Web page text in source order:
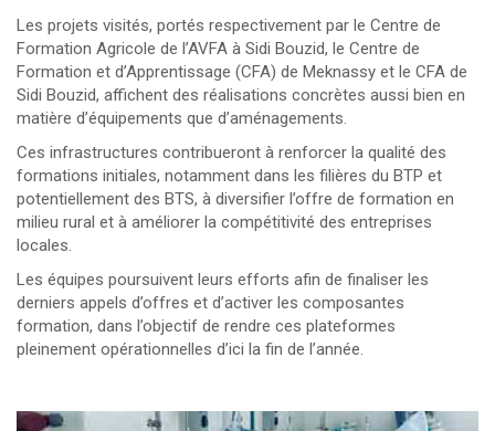
Les projets visités, portés respectivement par le Centre de
Formation Agricole de l’AVFA à Sidi Bouzid, le Centre de
Formation et d’Apprentissage (CFA) de Meknassy et le CFA de
Sidi Bouzid, affichent des réalisations concrètes aussi bien en
matière d’équipements que d’aménagements.
Ces infrastructures contribueront à renforcer la qualité des
formations initiales, notamment dans les filières du BTP et
potentiellement des BTS, à diversifier l’offre de formation en
milieu rural et à améliorer la compétitivité des entreprises
locales.
Les équipes poursuivent leurs efforts afin de finaliser les
derniers appels d’offres et d’activer les composantes
formation, dans l’objectif de rendre ces plateformes
pleinement opérationnelles d’ici la fin de l’année.